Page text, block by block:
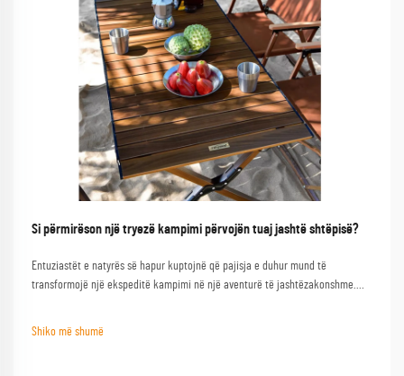
Si përmirëson një tryezë kampimi përvojën tuaj jashtë shtëpisë?
Entuziastët e natyrës së hapur kuptojnë që pajisja e duhur mund të
transformojë një ekspeditë kampimi në një aventurë të jashtëzakonshme.
Shiko më shumë